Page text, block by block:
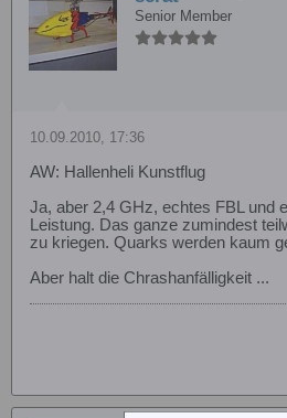
Senior Member
10.09.2010, 17:36
AW: Hallenheli Kunstflug
Ja, aber 2,4 GHz, echtes FBL und
Leistung. Das ganze zumindest
zu kriegen. Quarks werden kaum
Aber halt die Chrashanfälligkeit ...